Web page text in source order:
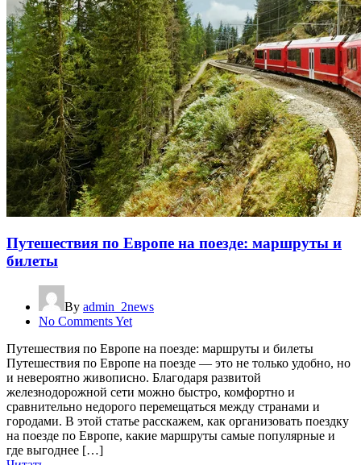
Путешествия по Европе на поезде: маршруты и
билеты
By admin_2news
No Comments Yet
Путешествия по Европе на поезде: маршруты и билеты
Путешествия по Европе на поезде — это не только удобно, но
и невероятно живописно. Благодаря развитой
железнодорожной сети можно быстро, комфортно и
сравнительно недорого перемещаться между странами и
городами. В этой статье расскажем, как организовать поездку
на поезде по Европе, какие маршруты самые популярные и
где выгоднее […]